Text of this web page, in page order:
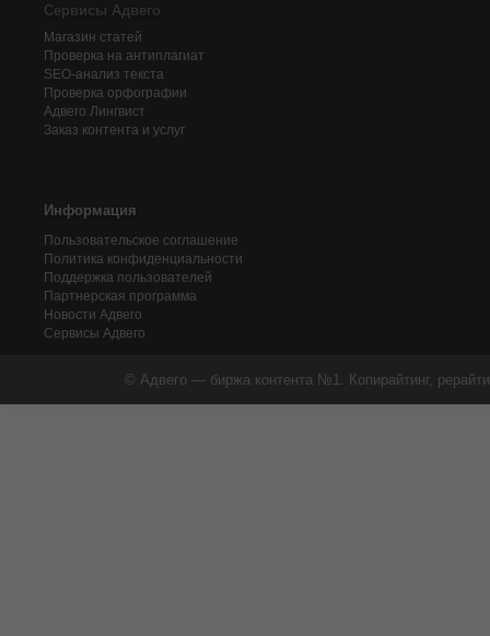
Сервисы Адвего
Магазин статей
Проверка на антиплагиат
SEO-анализ текста
Проверка орфографии
Адвего Лингвист
Заказ контента и услуг
Информация
Пользовательское соглашение
Политика конфиденциальности
Поддержка пользователей
Партнерская программа
Новости Адвего
Сервисы Адвего
© Адвего — биржа контента №1. Копирайтинг,